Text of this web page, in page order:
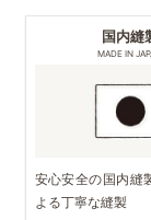
国内縫
MADE IN
安心安全の国内縫
よる丁寧な縫製